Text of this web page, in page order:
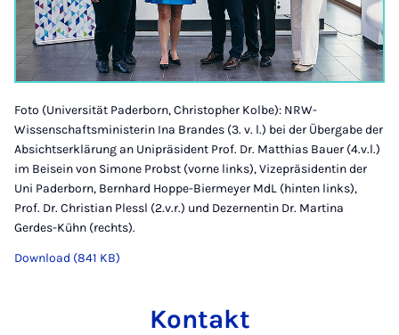
Foto (Universität Paderborn, Christopher Kolbe): NRW-
Wissenschaftsministerin Ina Brandes (3. v. l.) bei der Übergabe der
Absichtserklärung an Unipräsident Prof. Dr. Matthias Bauer (4.v.l.)
im Beisein von Simone Probst (vorne links), Vizepräsidentin der
Uni Paderborn, Bernhard Hoppe-Biermeyer MdL (hinten links),
Prof. Dr. Christian Plessl (2.v.r.) und Dezernentin Dr. Martina
Gerdes-Kühn (rechts).
Download (841 KB)
Kontakt